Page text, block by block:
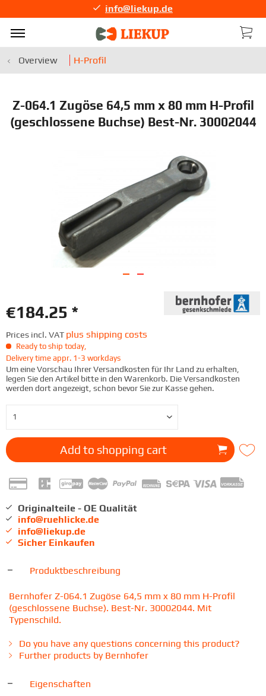
info@liekup.de
Overview H-Profil
Z-064.1 Zugöse 64,5 mm x 80 mm H-Profil
(geschlossene Buchse) Best-Nr. 30002044
€184.25 *
Prices incl. VAT plus shipping costs
Ready to ship today,
Delivery time appr. 1-3 workdays
Um eine Vorschau Ihrer Versandkosten für Ihr Land zu erhalten,
legen Sie den Artikel bitte in den Warenkorb. Die Versandkosten
werden dort angezeigt, schon bevor Sie zur Kasse gehen.
Add to shopping cart
Originalteile - OE Qualität
info@ruehlicke.de
info@liekup.de
Sicher Einkaufen
Produktbeschreibung
Bernhofer Z-064.1 Zugöse 64,5 mm x 80 mm H-Profil
(geschlossene Buchse). Best-Nr. 30002044. Mit
Typenschild.
Do you have any questions concerning this product?
Further products by Bernhofer
Eigenschaften